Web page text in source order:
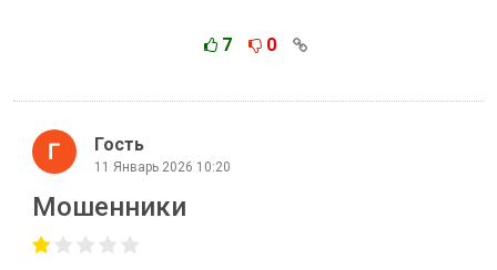
7 0
Гость
11 Январь 2026 10:20
Мошенники